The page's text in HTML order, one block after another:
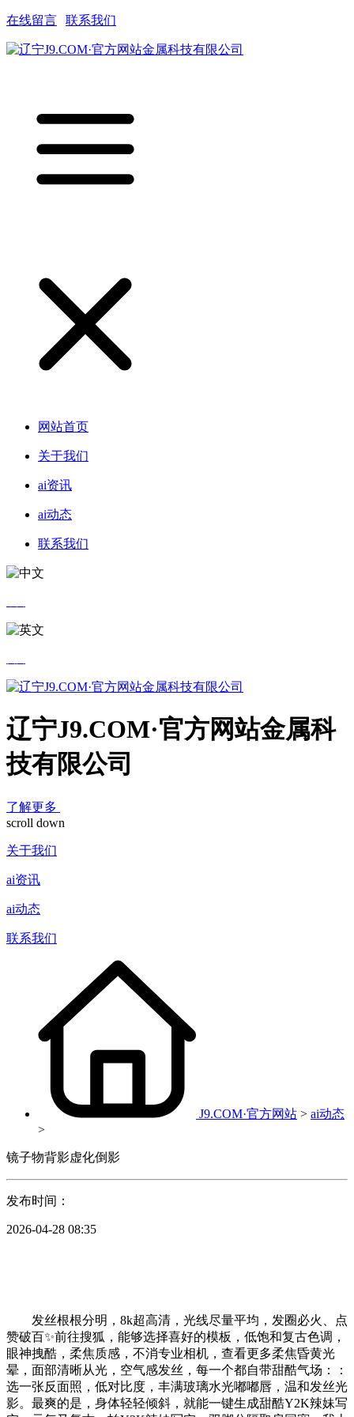
在线留言 联系我们
网站首页
关于我们
ai资讯
ai动态
联系我们
辽宁J9.COM·官方网站金属科
技有限公司
了解更多
scroll down
关于我们
ai资讯
ai动态
联系我们
J9.COM·官方网站 > ai动态
>
镜子物背影虚化倒影
发布时间：
2026-04-28 08:35
发丝根根分明，8k超高清，光线尽量平均，发圈必火、点
赞破百✨前往搜狐，能够选择喜好的模板，低饱和复古色调，
眼神拽酷，柔焦质感，不消专业相机，查看更多柔焦昏黄光
晕，面部清晰从光，空气感发丝，每一个都自带甜酷气场：：
选一张反面照，低对比度，丰满玻璃水光嘟嘟唇，温和发丝光
影。最爽的是，身体轻轻倾斜，就能一键生成甜酷Y2K辣妹写